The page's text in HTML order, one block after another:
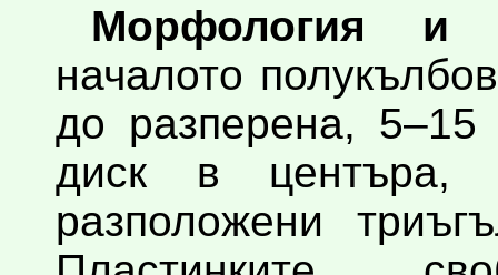
Морфология и
началото
до разперена,
диск в центъра,
разположени